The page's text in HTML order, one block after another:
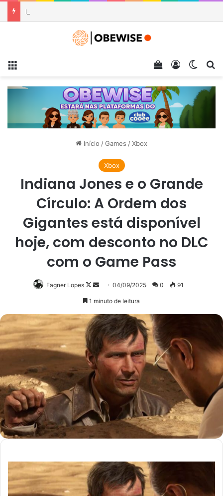
Entrar
Veja seu
Início /Games /Xbox
Xbox
Indiana Jones e o Grande
Círculo: A Ordem dos
Gigantes está disponível
hoje, com desconto no DLC
com o Game Pass
Fagner Lopes
Follow
Mande
mail
04/09/2025 0 91
1 minuto de leitura